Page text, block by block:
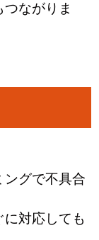
ながりま
ングで不具合
対応しても